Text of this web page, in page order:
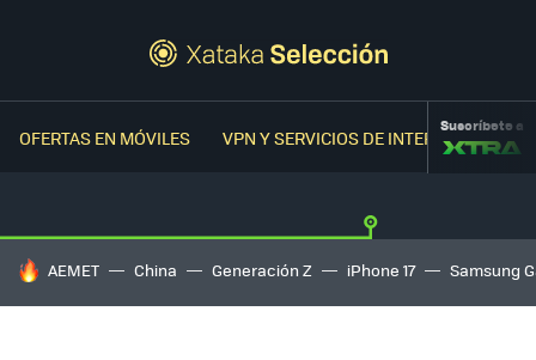
OFERTAS EN MÓVILES VPN Y SERVICIOS DE INTERNETSuscríbete a
HOY SE HABLA DE
AEMET China Generación Z iPhone 17 Samsung